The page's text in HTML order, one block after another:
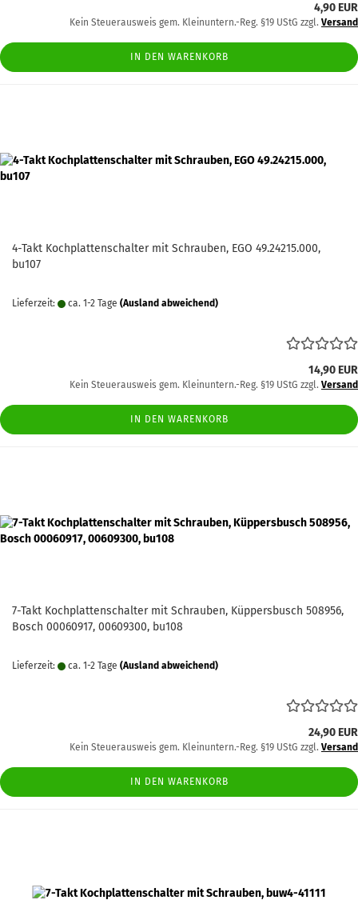
4,90 EUR
Kein Steuerausweis gem. Kleinuntern.-Reg. §19 UStG zzgl. Versand
IN DEN WARENKORB
4-Takt Kochplattenschalter mit Schrauben, EGO 49.24215.000,
bu107
Lieferzeit: ca. 1-2 Tage (Ausland abweichend)
14,90 EUR
Kein Steuerausweis gem. Kleinuntern.-Reg. §19 UStG zzgl. Versand
IN DEN WARENKORB
7-Takt Kochplattenschalter mit Schrauben, Küppersbusch 508956,
Bosch 00060917, 00609300, bu108
Lieferzeit: ca. 1-2 Tage (Ausland abweichend)
24,90 EUR
Kein Steuerausweis gem. Kleinuntern.-Reg. §19 UStG zzgl. Versand
IN DEN WARENKORB